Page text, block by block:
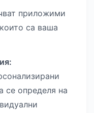
приложими
са ваша
се определя на